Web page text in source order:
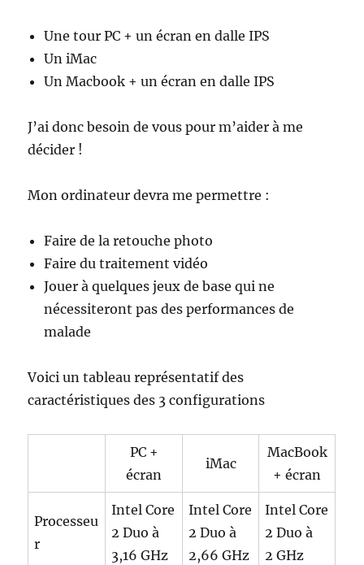
Une tour PC + un écran en dalle IPS
Un iMac
Un Macbook + un écran en dalle IPS
J’ai donc besoin de vous pour m’aider à me
décider !
Mon ordinateur devra me permettre :
Faire de la retouche photo
Faire du traitement vidéo
Jouer à quelques jeux de base qui ne
nécessiteront pas des performances de
malade
Voici un tableau représentatif des
caractéristiques des 3 configurations
PC +
écran
iMac
MacBook
+ écran
Processeu
r
Intel Core
2 Duo à
3,16 GHz
Intel Core
2 Duo à
2,66 GHz
Intel Core
2 Duo à
2 GHz